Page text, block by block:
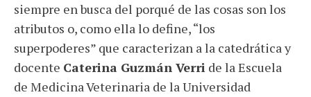
siempre en busca del porqué de las cosas son los
atributos o, como ella lo define, “los
superpoderes” que caracterizan a la catedrática y
docente Caterina Guzmán Verri de la Escuela
de Medicina Veterinaria de la Universidad